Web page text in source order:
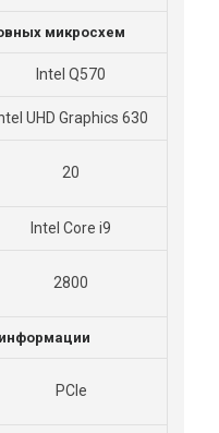
микросхем
Intel Q570
UHD Graphics 630
20
Intel Core i9
2800
PCIe